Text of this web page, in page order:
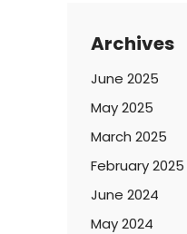
Archives
June 2025
May 2025
March 2025
February 2025
June 2024
May 2024